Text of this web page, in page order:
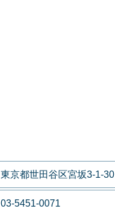
東京都世田谷区宮坂3-1-30
03-5451-0071